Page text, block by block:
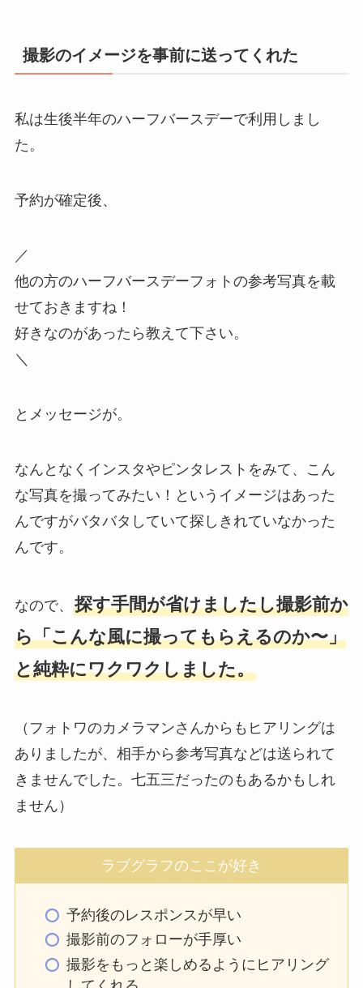
撮影のイメージを事前に送ってくれた
私は生後半年のハーフバースデーで利用しまし
た。
予約が確定後、
／
他の方のハーフバースデーフォトの参考写真を載
せておきますね！
好きなのがあったら教えて下さい。
＼
とメッセージが。
なんとなくインスタやピンタレストをみて、こん
な写真を撮ってみたい！というイメージはあった
んですがバタバタしていて探しきれていなかった
んです。
なので、 探す手間が省けましたし撮影前か
ら「こんな風に撮ってもらえるのか〜」
と純粋にワクワクしました。
（フォトワのカメラマンさんからもヒアリングは
ありましたが、相手から参考写真などは送られて
きませんでした。七五三だったのもあるかもしれ
ません）
ラブグラフのここが好き
予約後のレスポンスが早い
撮影前のフォローが手厚い
撮影をもっと楽しめるようにヒアリング